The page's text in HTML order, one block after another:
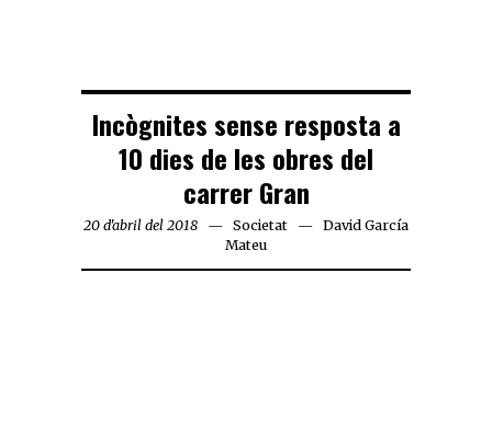
Incògnites sense resposta a
10 dies de les obres del
carrer Gran
20 d'abril del 2018 Societat
David García
Mateu